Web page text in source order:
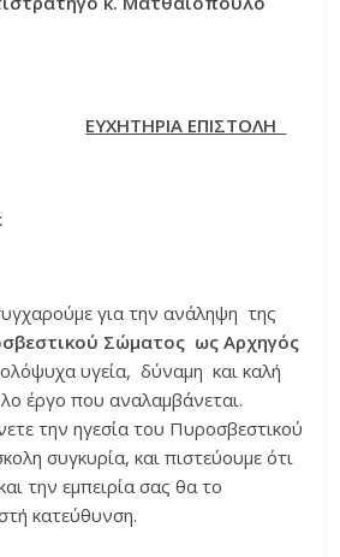
ΕΥΧΗΤΗΡΙΑ ΕΠΙΣΤΟΛΗ
για την ανάληψη της
Σώματος ως Αρχηγός
υγεία, δύναμη και καλή
έργο που αναλαμβάνεται.
ηγεσία του Πυροσβεστικού
συγκυρία, και πιστεύουμε ότι
την εμπειρία σας θα το
κατεύθυνση.